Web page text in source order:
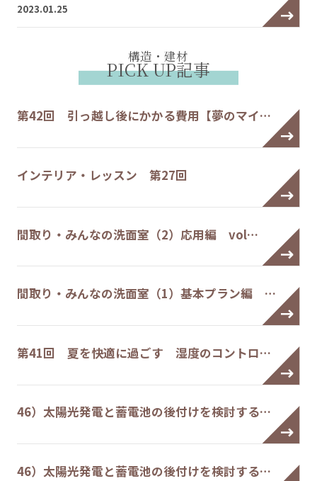
2023.01.25
構造・建材
PICK UP記事
第42回 引っ越し後にかかる費用【夢のマイ…
インテリア・レッスン 第27回
間取り・みんなの洗面室（2）応用編 vol…
間取り・みんなの洗面室（1）基本プラン編 …
第41回 夏を快適に過ごす 湿度のコントロ…
46）太陽光発電と蓄電池の後付けを検討する…
46）太陽光発電と蓄電池の後付けを検討する…